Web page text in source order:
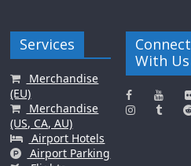
Services
Merchandise
(EU)
Merchandise
(US, CA, AU)
Airport Hotels
Airport Parking
Connect
With Us